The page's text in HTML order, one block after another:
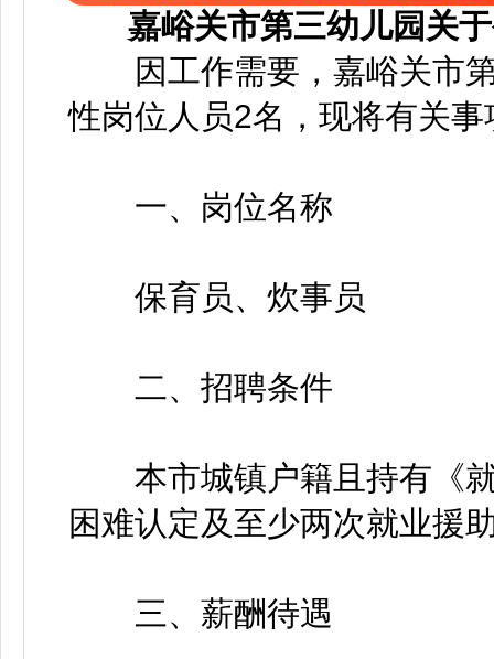
嘉峪关市第三幼儿园关
因工作需要，嘉峪关市第
性岗位人员2名，现将有关
一、岗位名称
保育员、炊事员
二、招聘条件
本市城镇户籍且持有《就
困难认定及至少两次就业援
三、薪酬待遇